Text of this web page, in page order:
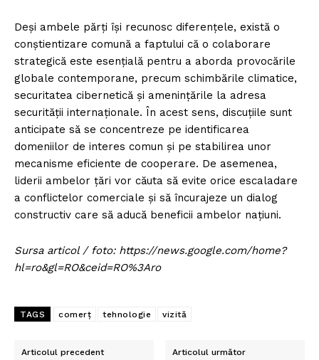
Deși ambele părți își recunosc diferențele, există o
conștientizare comună a faptului că o colaborare
strategică este esențială pentru a aborda provocările
globale contemporane, precum schimbările climatice,
securitatea cibernetică și amenințările la adresa
securității internaționale. În acest sens, discuțiile sunt
anticipate să se concentreze pe identificarea
domeniilor de interes comun și pe stabilirea unor
mecanisme eficiente de cooperare. De asemenea,
liderii ambelor țări vor căuta să evite orice escaladare
a conflictelor comerciale și să încurajeze un dialog
constructiv care să aducă beneficii ambelor națiuni.
Sursa articol / foto: https://news.google.com/home?
hl=ro&gl=RO&ceid=RO%3Aro
TAGS comerț tehnologie vizită
Articolul precedent Articolul următor